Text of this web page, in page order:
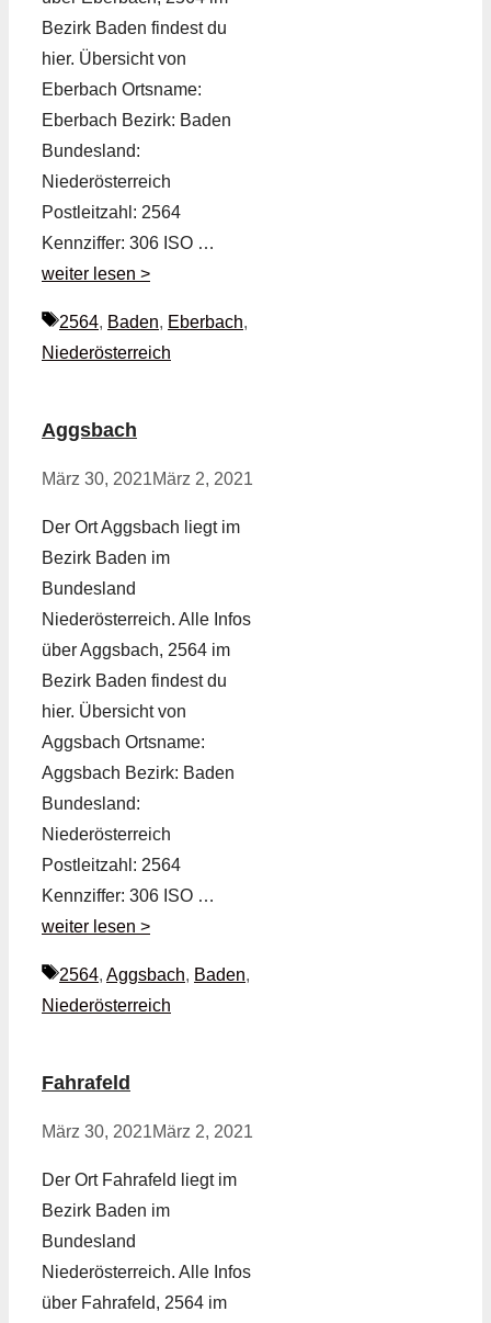
Bezirk Baden findest du
hier. Übersicht von
Eberbach Ortsname:
Eberbach Bezirk: Baden
Bundesland:
Niederösterreich
Postleitzahl: 2564
Kennziffer: 306 ISO …
weiter lesen >
Schlagwörter
2564, Baden, Eberbach,
Niederösterreich
Aggsbach
März 30, 2021März 2, 2021
Der Ort Aggsbach liegt im
Bezirk Baden im
Bundesland
Niederösterreich. Alle Infos
über Aggsbach, 2564 im
Bezirk Baden findest du
hier. Übersicht von
Aggsbach Ortsname:
Aggsbach Bezirk: Baden
Bundesland:
Niederösterreich
Postleitzahl: 2564
Kennziffer: 306 ISO …
weiter lesen >
Schlagwörter
2564, Aggsbach, Baden,
Niederösterreich
Fahrafeld
März 30, 2021März 2, 2021
Der Ort Fahrafeld liegt im
Bezirk Baden im
Bundesland
Niederösterreich. Alle Infos
über Fahrafeld, 2564 im